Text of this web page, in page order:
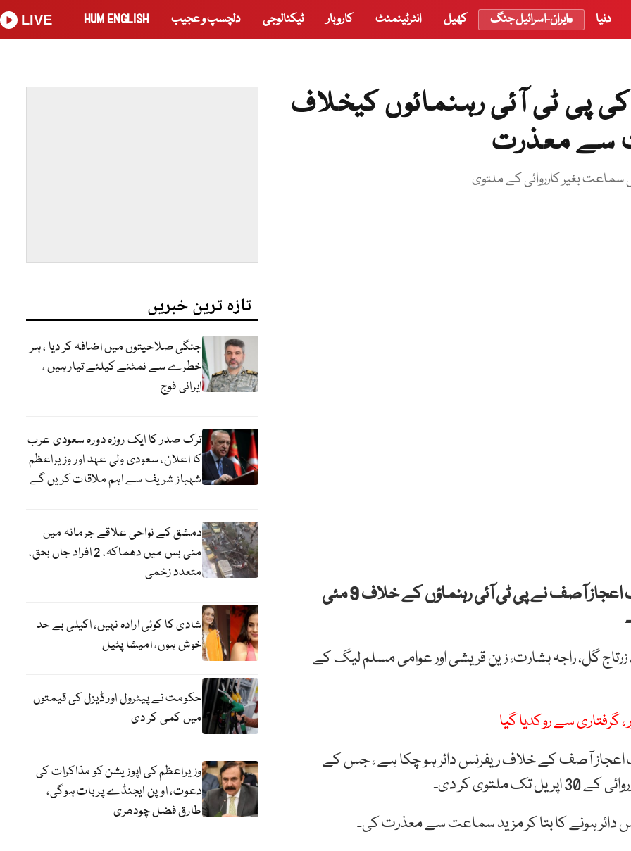
دنیا ایران-اسرائیل جنگ کھیل انٹرٹینمنٹ کاروبار ٹیکنالوجی دلچسپ و عجیب HUM ENGLISH
LIVE
ٹی آئی رہنمائوں کیخلاف
بغیر کارروائی کے ملتوی
انسدادِ دہشتگردی عدالت راولپنڈی کے جج ملک اعجاز آصف نے پی ٹی آئی رہنماؤں کے خلاف 9 مئی
زرتاج گل، راجہ بشارت، زین قریشی اور عوامی مسلم لیگ کے
اعجاز آصف کے خلاف ریفرنس دائر ہو چکا ہے ، جس کے
ہونے کا بتا کر مزید سماعت سے معذرت کی۔
تازہ ترین خبریں
جنگی صلاحیتوں میں اضافہ کر دیا ، ہر
خطرے سے نمٹنے کیلئے تیار ہیں ،
ایرانی فوج
ترک صدر کا ایک روزہ دورہ سعودی عرب
کا اعلان، سعودی ولی عہد اور وزیراعظم
شہباز شریف سے اہم ملاقات کریں گے
دمشق کے نواحی علاقے جرمانہ میں
منی بس میں دھماکہ، 2 افراد جاں بحق،
متعدد زخمی
شادی کا کوئی ارادہ نہیں، اکیلی بے حد
خوش ہوں، امیشا پٹیل
حکومت نے پیٹرول اور ڈیزل کی قیمتوں
میں کمی کر دی
وزیراعظم کی اپوزیشن کو مذاکرات کی
دعوت، اوپن ایجنڈے پر بات ہوگی،
طارق فضل چودھری